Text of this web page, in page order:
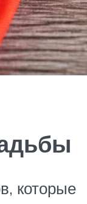
которые